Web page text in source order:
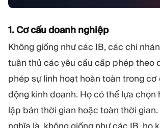
1. Cơ cấu doanh nghiệp
Không giống như các IB, các chi
tuân thủ các yêu cầu cấp phép theo
phép sự linh hoạt hoàn toàn trong cơ
động kinh doanh. Họ có thể lựa chọn
lập bán thời gian hoặc toàn thời